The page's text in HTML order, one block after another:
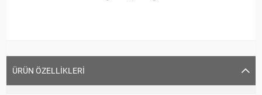
ÜRÜN ÖZELLIKLERI